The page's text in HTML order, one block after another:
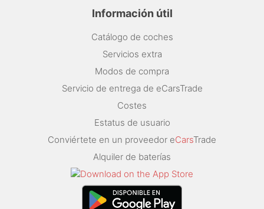
Información útil
Catálogo de coches
Servicios extra
Modos de compra
Servicio de entrega de eCarsTrade
Costes
Estatus de usuario
Conviértete en un proveedor eCarsTrade
Alquiler de baterías